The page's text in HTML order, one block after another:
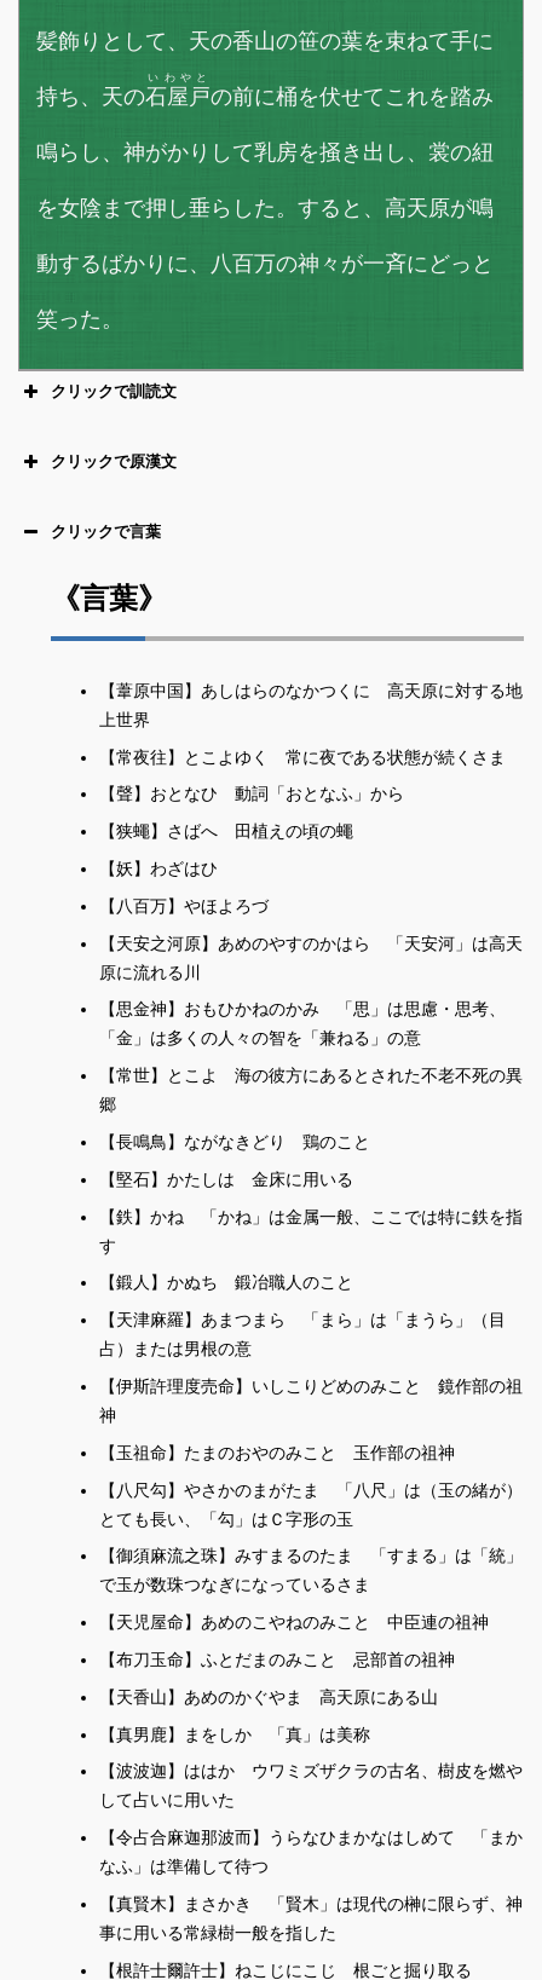
髪飾りとして、天の香山の笹の葉を束ねて手に
持ち、天の石屋戸
いわやと
の前に桶を伏せてこれを踏み
鳴らし、神がかりして乳房を掻き出し、裳の紐
を女陰まで押し垂らした。すると、高天原が鳴
動するばかりに、八百万の神々が一斉にどっと
笑った。
クリックで訓読文
爾
やほよろづ
高御産巣日 思金神
常世
とこよ
河上※2 堅石
金山
かなやま
鉄
かね
鍛人
かぬち
天津麻羅
あまつまら
伊斯許理度売命
玉祖命
たまのおやの
八尺
やさか
勾
まがたま
五百津
いほつ
すま
る 天児屋命 布刀玉命
召 香山 真男鹿
まをしか
内抜
占合※4 まかなは
五百津
いほつ まさかき ほつえ
すまる
中枝
なかつえ
八尺鏡
やたかがみ か しづえ しらにきて
青丹寸手
あをにきて
垂
し
種種
くさぐさ
ふと御幣
ふと詔戸言
のりとごと
ほ ※5 白
まを あめのたぢからをの
掖
わき
隠
かく
天宇受売命
あめのうずめの
日影 手次 真拆 鬘
し ささば たぐさ
石屋戸 うけ とどろこし
胸乳
むなぢ もひも お
爾
かれ
動
とよ
咲
クリックで原漢文
※
【訓集云都度比】
【訓金云加尼】
【麻羅二字以音】
下六字以音】
須麻流
【布刀二字以音下效此】
【此三字以音木名】
【自麻下四字以音】
根許士爾許士 【自許下五字以音】
須麻流
【訓垂云志殿】
布刀
布刀
【訓小竹云佐佐】 氣【此
音】
クリックで言葉
《言葉》
【葦原中国】あしはらのなかつくに 高天原に対する地
上世界
【常夜往】とこよゆく 常に夜である状態が続くさま
【聲】おとなひ 動詞「おとなふ」から
【狭蠅】さばへ 田植えの頃の蠅
【妖】わざはひ
【八百万】やほよろづ
【天安之河原】あめのやすのかはら 「天安河」は高天
原に流れる川
【思金神】おもひかねのかみ 「思」は思慮・思考、
「金」は多くの人々の智を「兼ねる」の意
【常世】とこよ 海の彼方にあるとされた不老不死の異
郷
【長鳴鳥】ながなきどり 鶏のこと
【堅石】かたしは 金床に用いる
【鉄】かね 「かね」は金属一般、ここでは特に鉄を指
す
【鍛人】かぬち 鍛冶職人のこと
【天津麻羅】あまつまら 「まら」は「まうら」（目
占）または男根の意
【伊斯許理度売命】いしこりどめのみこと 鏡作部の祖
神
【玉祖命】たまのおやのみこと 玉作部の祖神
【八尺勾】やさかのまがたま 「八尺」は（玉の緒が）
とても長い、「勾」はＣ字形の玉
【御須麻流之珠】みすまるのたま 「すまる」は「統」
で玉が数珠つなぎになっているさま
【天児屋命】あめのこやねのみこと 中臣連の祖神
【布刀玉命】ふとだまのみこと 忌部首の祖神
【天香山】あめのかぐやま 高天原にある山
【真男鹿】まをしか 「真」は美称
【波波迦】ははか ウワミズザクラの古名、樹皮を燃や
して占いに用いた
【令占合麻迦那波而】うらなひまかなはしめて 「まか
なふ」は準備して待つ
【真賢木】まさかき 「賢木」は現代の榊に限らず、神
事に用いる常緑樹一般を指した
【根許士爾許士】ねこじにこじ 根ごと掘り取る